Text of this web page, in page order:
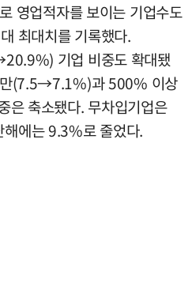
영업적자를 보이는 기업수도
최대치를 기록했다.
기업 비중도 확대됐
(7.5→7.1%)과 500% 이상
축소됐다. 무차입기업은
에는 9.3%로 줄었다.